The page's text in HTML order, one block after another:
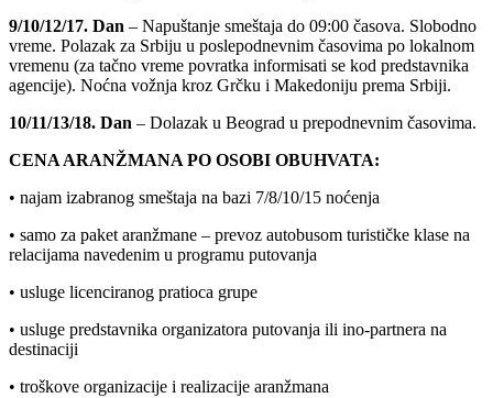
9/10/12/17. Dan – Napuštanje smeštaja do 09:00 časova. Slobodno
vreme. Polazak za Srbiju u poslepodnevnim časovima po lokalnom
vremenu (za tačno vreme povratka informisati se kod predstavnika
agencije). Noćna vožnja kroz Grčku i Makedoniju prema Srbiji.
10/11/13/18. Dan – Dolazak u Beograd u prepodnevnim časovima.
CENA ARANŽMANA PO OSOBI OBUHVATA:
• najam izabranog smeštaja na bazi 7/8/10/15 noćenja
• samo za paket aranžmane – prevoz autobusom turističke klase na
relacijama navedenim u programu putovanja
• usluge licenciranog pratioca grupe
• usluge predstavnika organizatora putovanja ili ino-partnera na
destinaciji
• troškove organizacije i realizacije aranžmana